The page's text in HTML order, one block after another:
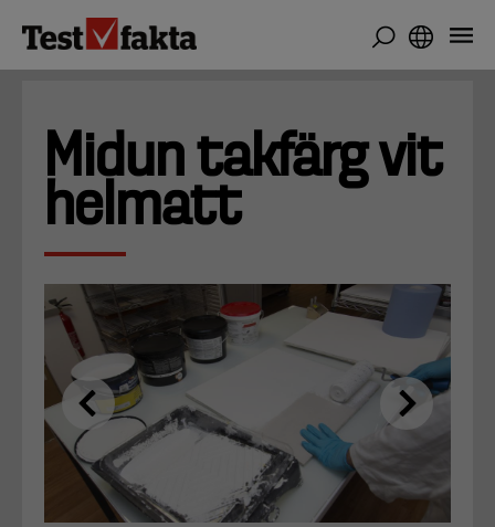
huvudinnehåll
Midun takfärg vit
helmatt